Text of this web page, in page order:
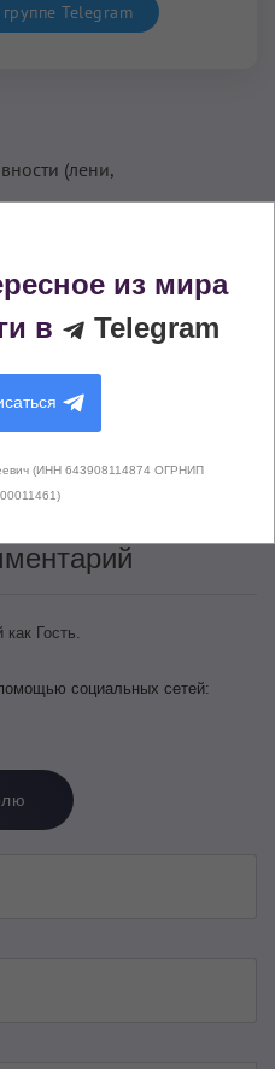
Telegram
(лени,
еще ни
Гость.
социальных сетей:
из мира
в
Telegram
(ИНН 643908114874 ОГРНИП